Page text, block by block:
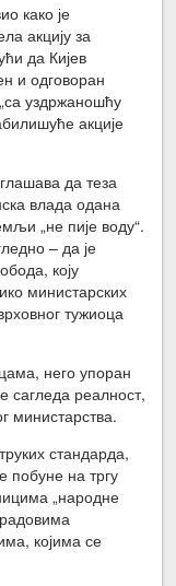
како је
акцију за
да Кијев
и одговоран
уздржаношћу
акције
да теза
влада одана
„не пије воду“.
– да је
коју
министарских
тужиоца
него упоран
сагледа реалност,
министарства.
стандарда,
побуне на тргу
„народне
којима се